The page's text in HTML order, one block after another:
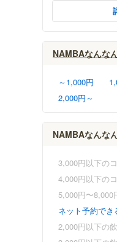
NAMBAなんな
～1,000円
2,000円～
NAMBAなんな
3,000円以下の
4,000円以下の
5,000円〜8,000
ネット予約でき
2,000円以下の